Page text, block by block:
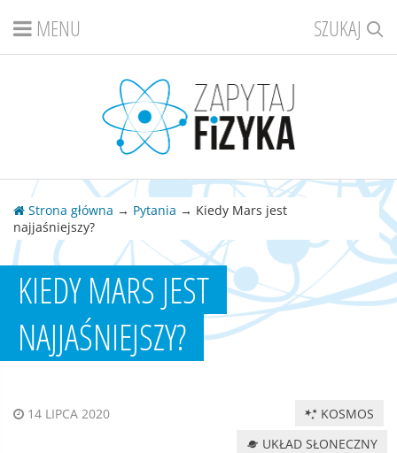
SZUKAJ
MENU
Strona główna → Pytania → Kiedy Mars jest
najjaśniejszy?
KIEDY MARS JEST
NAJJAŚNIEJSZY?
14 LIPCA 2020
KOSMOS
UKŁAD SŁONECZNY